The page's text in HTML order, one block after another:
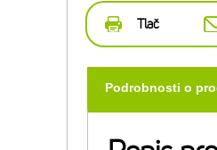
Tlač
Podrobnosti o